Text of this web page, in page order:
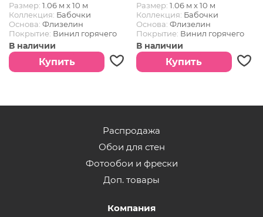
Размер: 1.06 м х 10 м
Коллекция: Бабочки
Основа: Флизелин
Покрытие: Винил горячего
тиснения
Страна:РОССИЯ
В наличии
Купить
Размер: 1.06 м х 10 м
Коллекция: Бабочки
Основа: Флизелин
Покрытие: Винил горячего
тиснения
Страна:РОССИЯ
В наличии
Купить
Распродажа
Обои для стен
Фотообои и фрески
Доп. товары
Компания